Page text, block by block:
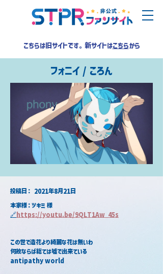
こちらは旧サイトです。新サイトはこちらから
フォニイ / ころん
2021年8月21日
​投稿日：
本家様：ツキミ 様
🔗https://youtu.be/9QLT1Aw_45s
この世で造花より綺麗な花は無いわ
何故ならば総ては嘘で出来ている
antipathy world